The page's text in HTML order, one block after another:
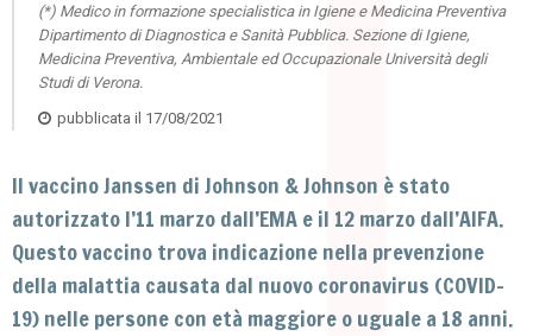
(*) Medico in formazione specialistica in Igiene e Medicina Preventiva
Dipartimento di Diagnostica e Sanità Pubblica. Sezione di Igiene,
Medicina Preventiva, Ambientale ed Occupazionale Università degli
Studi di Verona.
pubblicata il 17/08/2021
Il vaccino Janssen di Johnson & Johnson è stato
autorizzato l’11 marzo dall’EMA e il 12 marzo dall’AIFA.
Questo vaccino trova indicazione nella prevenzione
della malattia causata dal nuovo coronavirus (COVID-
19) nelle persone con età maggiore o uguale a 18 anni.